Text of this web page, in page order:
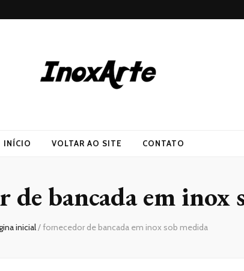
INÍCIO VOLTAR AO SITE CONTATO
de bancada em inox
inicial/fornecedor de bancada em inox sob medida